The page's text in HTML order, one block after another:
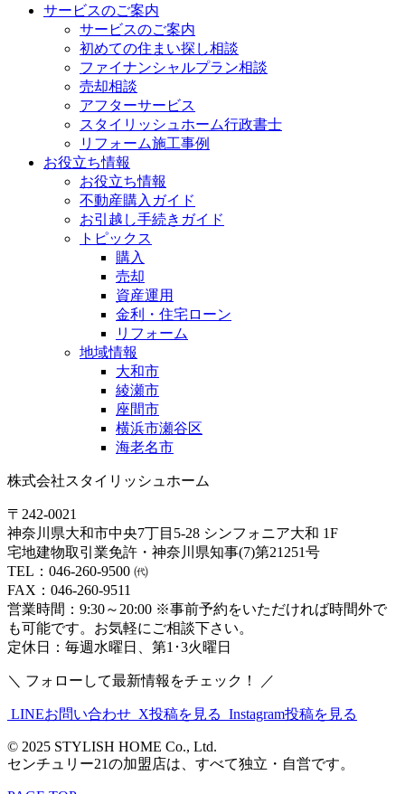
サービスのご案内
サービスのご案内
初めての住まい探し相談
ファイナンシャルプラン相談
売却相談
アフターサービス
スタイリッシュホーム行政書士
リフォーム施工事例
お役立ち情報
お役立ち情報
不動産購入ガイド
お引越し手続きガイド
トピックス
購入
売却
資産運用
金利・住宅ローン
リフォーム
地域情報
大和市
綾瀬市
座間市
横浜市瀬谷区
海老名市
株式会社スタイリッシュホーム
〒242-0021
神奈川県大和市中央7丁目5-28 シンフォニア大和 1F
宅地建物取引業免許・神奈川県知事(7)第21251号
TEL：046-260-9500 ㈹
FAX：046-260-9511
営業時間：9:30～20:00 ※事前予約をいただければ時間外で
も可能です。お気軽にご相談下さい。
定休日：毎週水曜日、第1･3火曜日
＼ フォローして最新情報をチェック！ ／
LINEお問い合わせ X投稿を見る Instagram投稿を見る
© 2025 STYLISH HOME Co., Ltd.
センチュリー21の加盟店は、すべて独立・自営です。